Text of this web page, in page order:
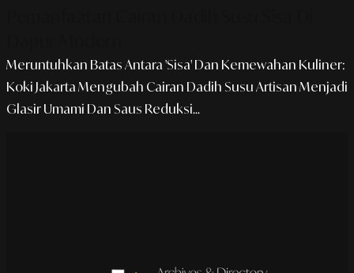
Meruntuhkan Batas Antara 'Sisa' Dan Kemewahan Kuliner:
Koki Jakarta Mengubah Cairan Dadih Susu Artisan Menjadi
Glasir Umami Dan Saus Reduksi...